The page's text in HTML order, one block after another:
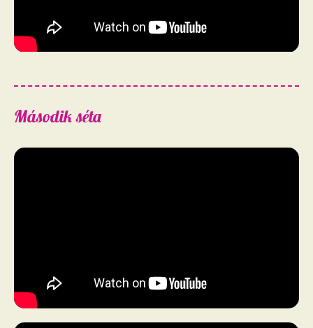
Második séta